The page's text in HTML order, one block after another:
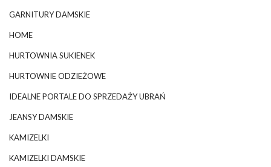
GARNITURY DAMSKIE
HOME
HURTOWNIA SUKIENEK
HURTOWNIE ODZIEŻOWE
IDEALNE PORTALE DO SPRZEDAŻY UBRAŃ
JEANSY DAMSKIE
KAMIZELKI
KAMIZELKI DAMSKIE